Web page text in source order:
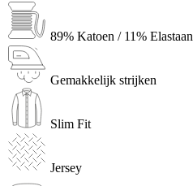
89% Katoen / 11% Elastaan
Gemakkelijk strijken
Slim Fit
Jersey